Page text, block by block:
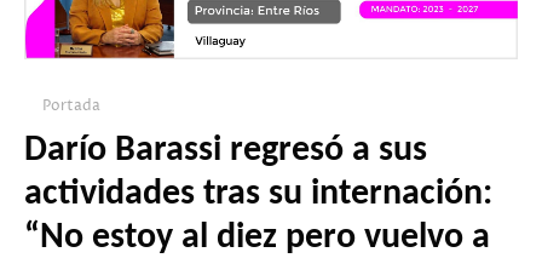
Portada
Darío Barassi regresó a sus
actividades tras su internación:
“No estoy al diez pero vuelvo a